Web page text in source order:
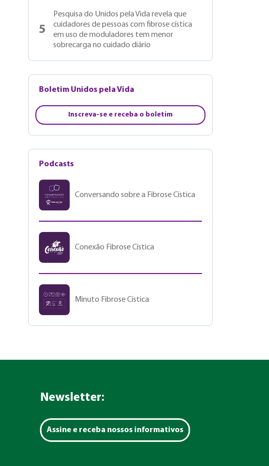
5
Pesquisa do Unidos pela Vida revela que
cuidadores de pessoas com fibrose cística
em uso de moduladores tem menor
sobrecarga no cuidado diário
Boletim Unidos pela Vida
Inscreva-se e receba o boletim
Podcasts
Conversando sobre a Fibrose Cística
Conexão Fibrose Cística
Minuto Fibrose Cística
Newsletter:
Assine e receba nossos informativos